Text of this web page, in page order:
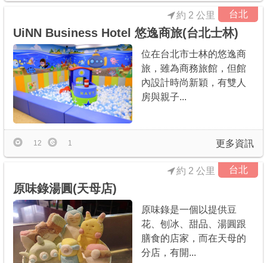
台北
UiNN Business Hotel 悠逸商旅(台北士林)
約 2 公里
位在台北市士林的悠逸商
旅，雖為商務旅館，但館
內設計時尚新穎，有雙人
房與親子...
更多資訊
12 1
台北
原味錄湯圓(天母店)
約 2 公里
原味錄是一個以提供豆
花、刨冰、甜品、湯圓跟
膳食的店家，而在天母的
分店，有開...